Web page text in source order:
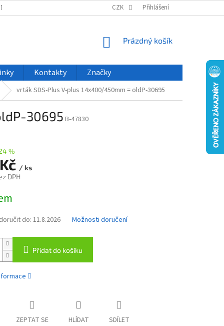
VELKOOBCHOD ČASTO KLADENÉ DOTAZY
CZK Přihlášení
NÁKUPNÍ
Prázdný košík
Kontakty Značky
vrták SDS-Plus V-plus 14x400/450mm = oldP-30695
30695 B-47830
%
/ ks
DPH
do: 11.8.2026 Možnosti doručení
Přidat do košíku
ZEPTAT SE HLÍDAT SDÍLET